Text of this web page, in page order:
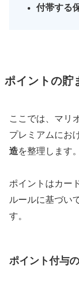
付帯する
ポイントの貯
ここでは、マリ
プレミアムにお
造を整理します。
ポイントはカー
ルールに基づい
す。
ポイント付与